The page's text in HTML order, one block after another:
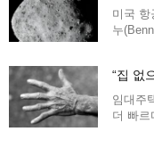
미국 항
누
“집 없
임대주
더 빠르